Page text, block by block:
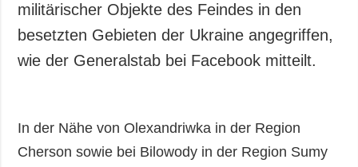
militärischer Objekte des Feindes in den
besetzten Gebieten der Ukraine angegriffen,
wie der Generalstab bei Facebook mitteilt.
In der Nähe von Olexandriwka in der Region
Cherson sowie bei Bilowody in der Region Sumy